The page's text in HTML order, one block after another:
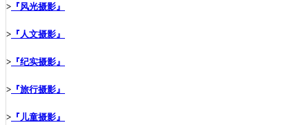
> 『风光摄影』
> 『人文摄影』
> 『纪实摄影』
> 『旅行摄影』
> 『儿童摄影』